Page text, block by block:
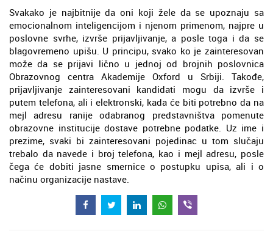
Svakako je najbitnije da oni koji žele da se upoznaju sa
emocionalnom inteligencijom i njenom primenom, najpre u
poslovne svrhe, izvrše prijavljivanje, a posle toga i da se
blagovremeno upišu. U principu, svako ko je zainteresovan
može da se prijavi lično u jednoj od brojnih poslovnica
Obrazovnog centra Akademije Oxford u Srbiji. Takođe,
prijavljivanje zainteresovani kandidati mogu da izvrše i
putem telefona, ali i elektronski, kada će biti potrebno da na
mejl adresu ranije odabranog predstavništva pomenute
obrazovne institucije dostave potrebne podatke. Uz ime i
prezime, svaki bi zainteresovani pojedinac u tom slučaju
trebalo da navede i broj telefona, kao i mejl adresu, posle
čega će dobiti jasne smernice o postupku upisa, ali i o
načinu organizacije nastave.